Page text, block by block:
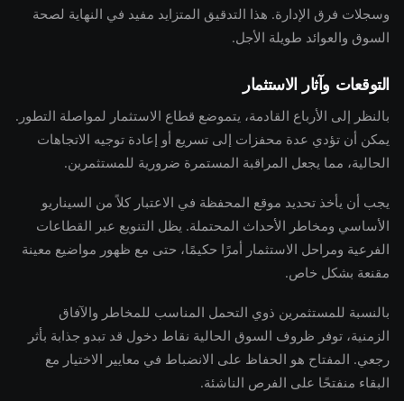
وسجلات فرق الإدارة. هذا التدقيق المتزايد مفيد في النهاية لصحة
السوق والعوائد طويلة الأجل.
التوقعات وآثار الاستثمار
بالنظر إلى الأرباع القادمة، يتموضع قطاع الاستثمار لمواصلة التطور.
يمكن أن تؤدي عدة محفزات إلى تسريع أو إعادة توجيه الاتجاهات
الحالية، مما يجعل المراقبة المستمرة ضرورية للمستثمرين.
يجب أن يأخذ تحديد موقع المحفظة في الاعتبار كلاً من السيناريو
الأساسي ومخاطر الأحداث المحتملة. يظل التنويع عبر القطاعات
الفرعية ومراحل الاستثمار أمرًا حكيمًا، حتى مع ظهور مواضيع معينة
مقنعة بشكل خاص.
بالنسبة للمستثمرين ذوي التحمل المناسب للمخاطر والآفاق
الزمنية، توفر ظروف السوق الحالية نقاط دخول قد تبدو جذابة بأثر
رجعي. المفتاح هو الحفاظ على الانضباط في معايير الاختيار مع
البقاء منفتحًا على الفرص الناشئة.